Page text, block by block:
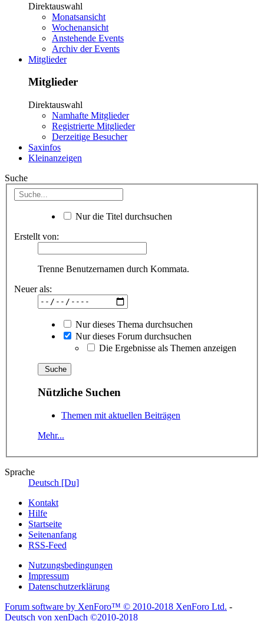
Direktauswahl
Monatsansicht
Wochenansicht
Anstehende Events
Archiv der Events
Mitglieder
Mitglieder
Direktauswahl
Namhafte Mitglieder
Registrierte Mitglieder
Derzeitige Besucher
Saxinfos
Kleinanzeigen
Suche
Nur die Titel durchsuchen
Erstellt von:
Trenne Benutzernamen durch Kommata.
Neuer als:
Nur dieses Thema durchsuchen
Nur dieses Forum durchsuchen
Die Ergebnisse als Themen anzeigen
Nützliche Suchen
Themen mit aktuellen Beiträgen
Mehr...
Sprache
Deutsch [Du]
Kontakt
Hilfe
Startseite
Seitenanfang
RSS-Feed
Nutzungsbedingungen
Impressum
Datenschutzerklärung
Forum software by XenForo™ © 2010-2018 XenForo Ltd. -
Deutsch von xenDach ©2010-2018